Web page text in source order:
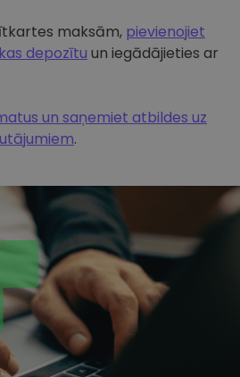
maksām, pievienojiet
depozītu un iegādājieties ar
un saņemiet atbildes uz
.